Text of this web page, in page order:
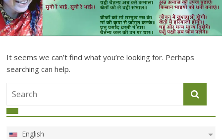
It seems we can’t find what you’re looking for. Perhaps
searching can help.
English